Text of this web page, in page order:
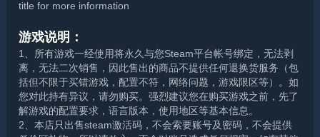
title for more information
游戏说明：
1、所有游戏一经使用将永久与您Steam平台帐号绑定，无法剥
离，无法二次销售，因此售出的商品不提供任何退换货服务（包
括但不限于买错游戏，配置不符，网络问题，游戏限区等）。如
您对此持有异议，请勿购买。强烈建议您在购买游戏之前，先了
解游戏的配置要求，语言版本，使用地区等基本信息。
2、本店只出售steam激活码，不会索要账号及密码，不会提供